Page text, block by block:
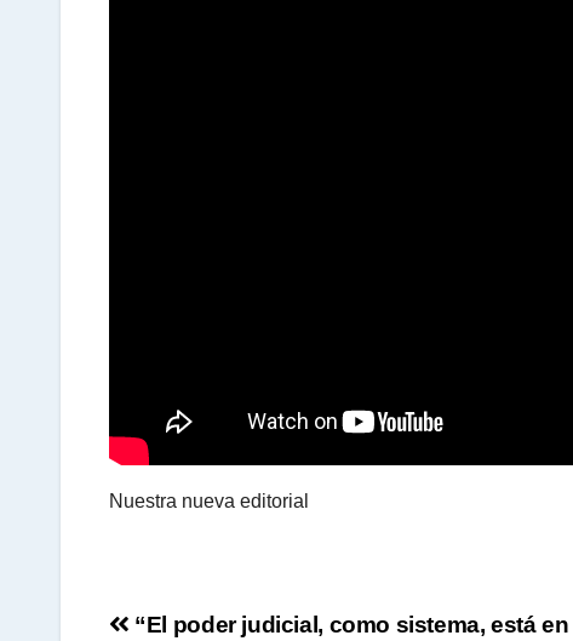
Nuestra nueva editorial
“El poder judicial, como sistema, está en